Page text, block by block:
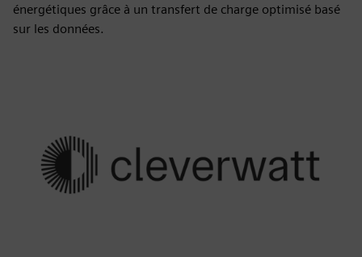
énergétiques grâce à un transfert de charge optimisé basé
sur les données.